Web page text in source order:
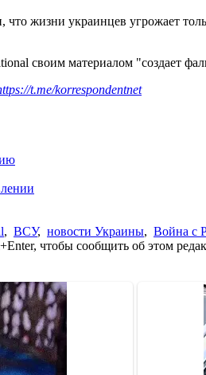
жизни украинцев угрожает
своим материалом "создает
t.me/korrespondentnet
, ВСУ, новости Украины, Война с
чтобы сообщить об этом